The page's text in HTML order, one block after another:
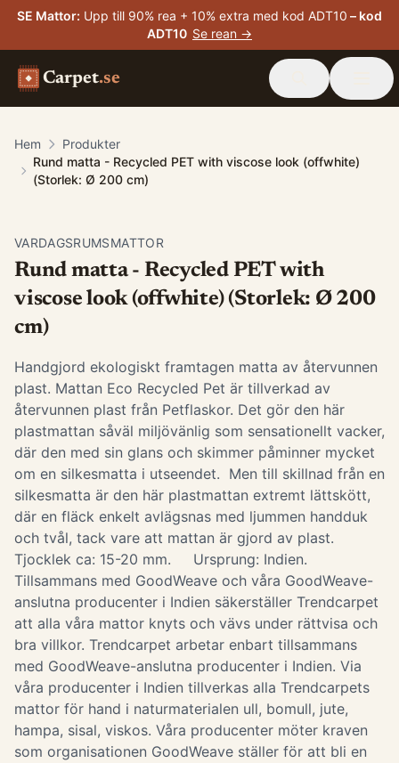
SE Mattor: Upp till 90% rea + 10% extra med kod ADT10 – kod
ADT10 Se rean →
Carpet.se
Hem
Produkter
Rund matta - Recycled PET with viscose look (offwhite)
(Storlek: Ø 200 cm)
VARDAGSRUMSMATTOR
Rund matta - Recycled PET with
viscose look (offwhite) (Storlek: Ø 200
cm)
Handgjord ekologiskt framtagen matta av återvunnen
plast. Mattan Eco Recycled Pet är tillverkad av
återvunnen plast från Petflaskor. Det gör den här
plastmattan såväl miljövänlig som sensationellt vacker,
där den med sin glans och skimmer påminner mycket
om en silkesmatta i utseendet. Men till skillnad från en
silkesmatta är den här plastmattan extremt lättskött,
där en fläck enkelt avlägsnas med ljummen handduk
och tvål, tack vare att mattan är gjord av plast.
Tjocklek ca: 15-20 mm. Ursprung: Indien.
Tillsammans med GoodWeave och våra GoodWeave-
anslutna producenter i Indien säkerställer Trendcarpet
att alla våra mattor knyts och vävs under rättvisa och
bra villkor. Trendcarpet arbetar enbart tillsammans
med GoodWeave-anslutna producenter i Indien. Via
våra producenter i Indien tillverkas alla Trendcarpets
mattor för hand i naturmaterialen ull, bomull, jute,
hampa, sisal, viskos. Våra producenter möter kraven
som organisationen GoodWeave ställer för att bli en